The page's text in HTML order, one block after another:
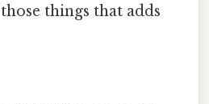
things that adds